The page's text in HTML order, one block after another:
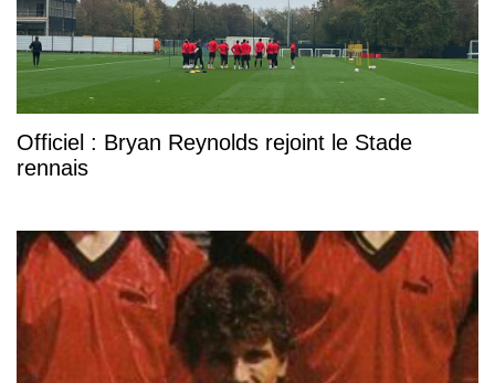
Officiel : Bryan Reynolds rejoint le Stade
rennais